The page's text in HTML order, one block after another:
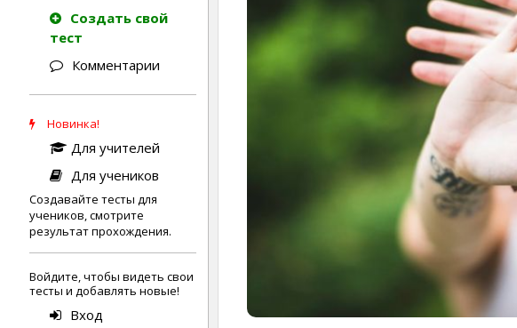
Создать свой
тест
Комментарии
Новинка!
Для учителей
Для учеников
Создавайте тесты для
учеников, смотрите
результат прохождения.
Войдите, чтобы видеть свои
тесты и добавлять новые!
Вход